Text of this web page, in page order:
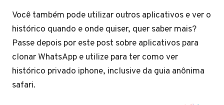
Você também pode utilizar outros aplicativos e ver o
histórico quando e onde quiser, quer saber mais?
Passe depois por este post sobre aplicativos para
clonar WhatsApp e utilize para ter como ver
histórico privado iphone, inclusive da guia anônima
safari.